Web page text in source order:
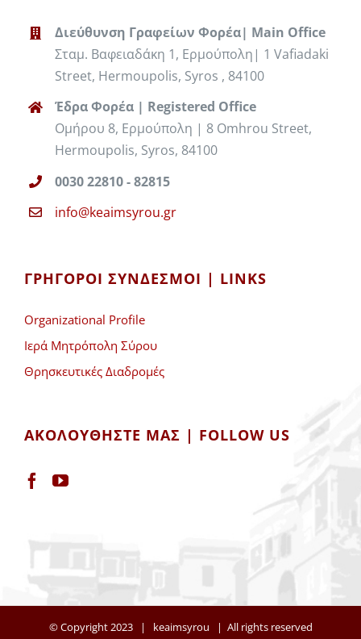
Διεύθυνση Γραφείων Φορέα| Main Office
Σταμ. Βαφειαδάκη 1, Ερμούπολη| 1 Vafiadaki
Street, Hermoupolis, Syros , 84100
Έδρα Φορέα | Registered Office
Ομήρου 8, Ερμούπολη | 8 Omhrou Street,
Hermoupolis, Syros, 84100
0030 22810 - 82815
info@keaimsyrou.gr
ΓΡΉΓΟΡΟΙ ΣΎΝΔΕΣΜΟΙ | LINKS
Organizational Profile
Ιερά Μητρόπολη Σύρου
Θρησκευτικές Διαδρομές
ΑΚΟΛΟΥΘΉΣΤΕ ΜΑΣ | FOLLOW US
© Copyright 2023 | keaimsyrou | All rights reserved